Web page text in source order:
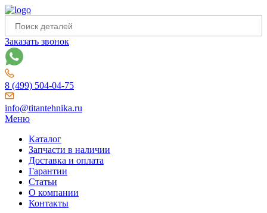
Заказать звонок
8 (499) 504-04-75
info@titantehnika.ru
Меню
Каталог
Запчасти в наличии
Доставка и оплата
Гарантии
Статьи
О компании
Контакты